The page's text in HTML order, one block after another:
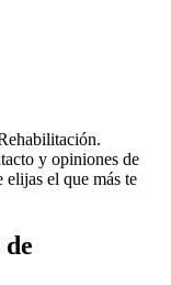
y opiniones de
elijas el que más te